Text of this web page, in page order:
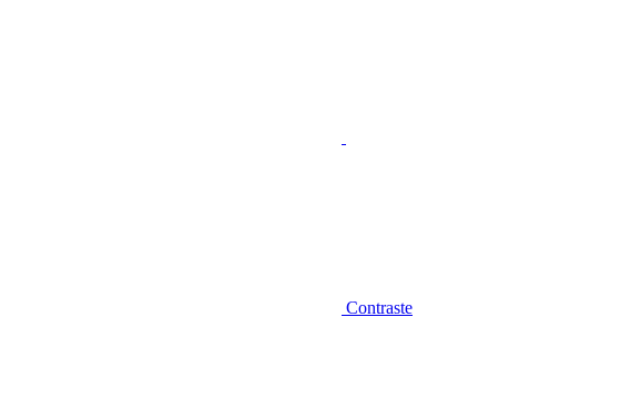
Contraste